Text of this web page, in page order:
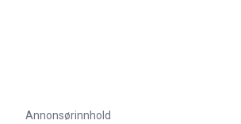
Annonsørinnhold